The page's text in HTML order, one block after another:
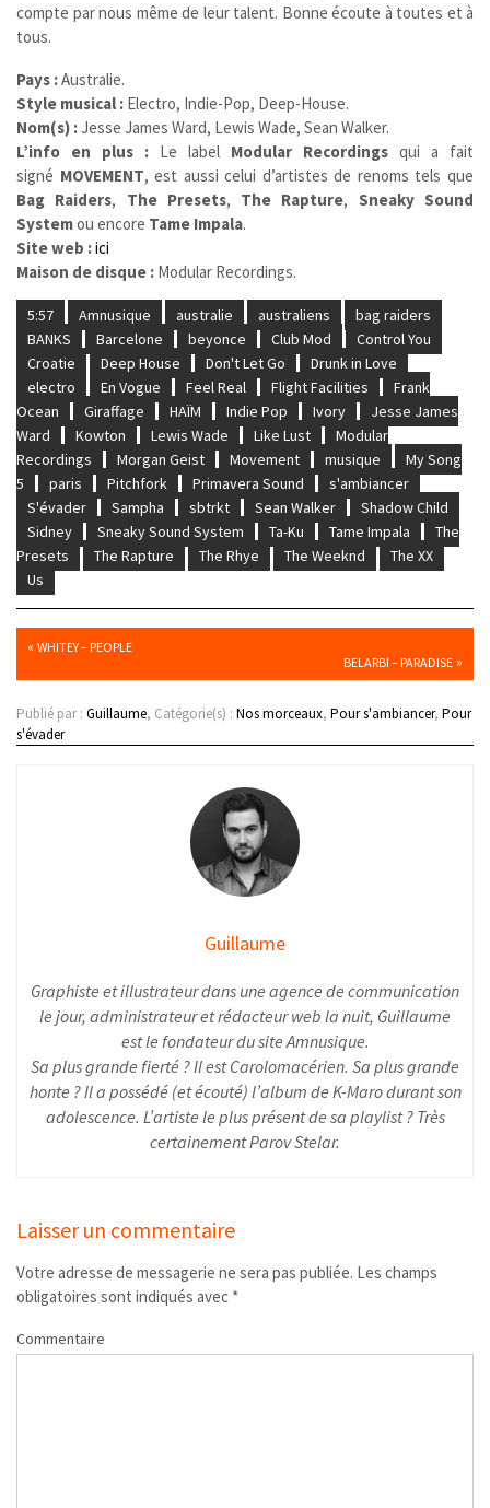
compte par nous même de leur talent. Bonne écoute à toutes et à
tous.
Pays :Australie.
Style musical : Electro, Indie-Pop, Deep-House.
Nom(s) :Jesse James Ward, Lewis Wade, Sean Walker.
L’info en plus : Le label Modular Recordings qui a fait
signé MOVEMENT, est aussi celui d’artistes de renoms tels que
Bag Raiders, The Presets, The Rapture, Sneaky Sound
Systemou encore Tame Impala.
Site web :ici
Maison de disque : Modular Recordings.
5:57 Amnusique australie australiens
bag raiders
BANKS
Barcelone beyonce Club Mod
Control You
Croatie
Deep House Don't Let Go
Drunk in Love
electro
En Vogue Feel Real Flight Facilities
Frank
Ocean
Giraffage HAÏM Indie Pop Ivory
Jesse James
Ward
Kowton Lewis Wade Like Lust
Modular
Recordings
Morgan Geist Movement musique
My Song
5
paris Pitchfork Primavera Sound
s'ambiancer
S'évader
Sampha sbtrkt Sean Walker
Shadow Child
Sidney
Sneaky Sound System Ta-Ku Tame Impala
The
Presets
The Rapture The Rhye The Weeknd
The XX
Us
« WHITEY – PEOPLE
BELARBI – PARADISE »
Publié par : Guillaume, Catégorie(s) : Nos morceaux, Pour s'ambiancer, Pour
s'évader
Guillaume
Graphiste et illustrateur dans une agence de communication
le jour, administrateur et rédacteur web la nuit, Guillaume
est le fondateur du site Amnusique.
Sa plus grande fierté ? Il est Carolomacérien. Sa plus grande
honte ? Il a possédé (et écouté) l’album de K-Maro durant son
adolescence. L’artiste le plus présent de sa playlist ? Très
certainement Parov Stelar.
Laisser un commentaire
Votre adresse de messagerie ne sera pas publiée. Les champs
obligatoires sont indiqués avec *
Commentaire